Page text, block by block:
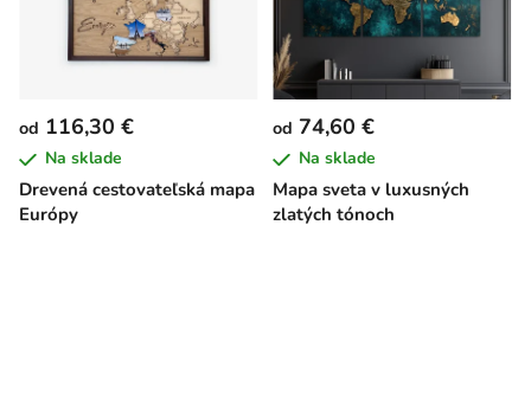
Drevená cestovateľská mapa
Európy
od 116,30 €
Na sklade
Mapa sveta v luxusných
zlatých tónoch
od 74,60 €
Na sklade